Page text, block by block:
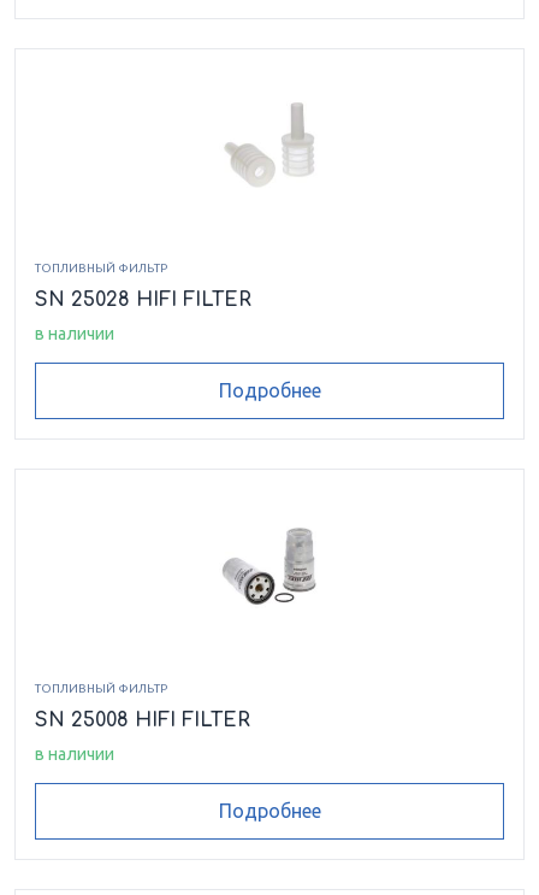
ТОПЛИВНЫЙ ФИЛЬТР
SN 25028 HIFI FILTER
в наличии
Подробнее
ТОПЛИВНЫЙ ФИЛЬТР
SN 25008 HIFI FILTER
в наличии
Подробнее